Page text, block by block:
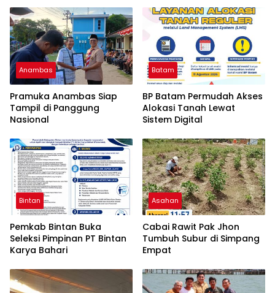
Anambas
Pramuka Anambas Siap
Tampil di Panggung
Nasional
Batam
BP Batam Permudah Akses
Alokasi Tanah Lewat
Sistem Digital
Bintan
Pemkab Bintan Buka
Seleksi Pimpinan PT Bintan
Karya Bahari
Asahan
Cabai Rawit Pak Jhon
Tumbuh Subur di Simpang
Empat